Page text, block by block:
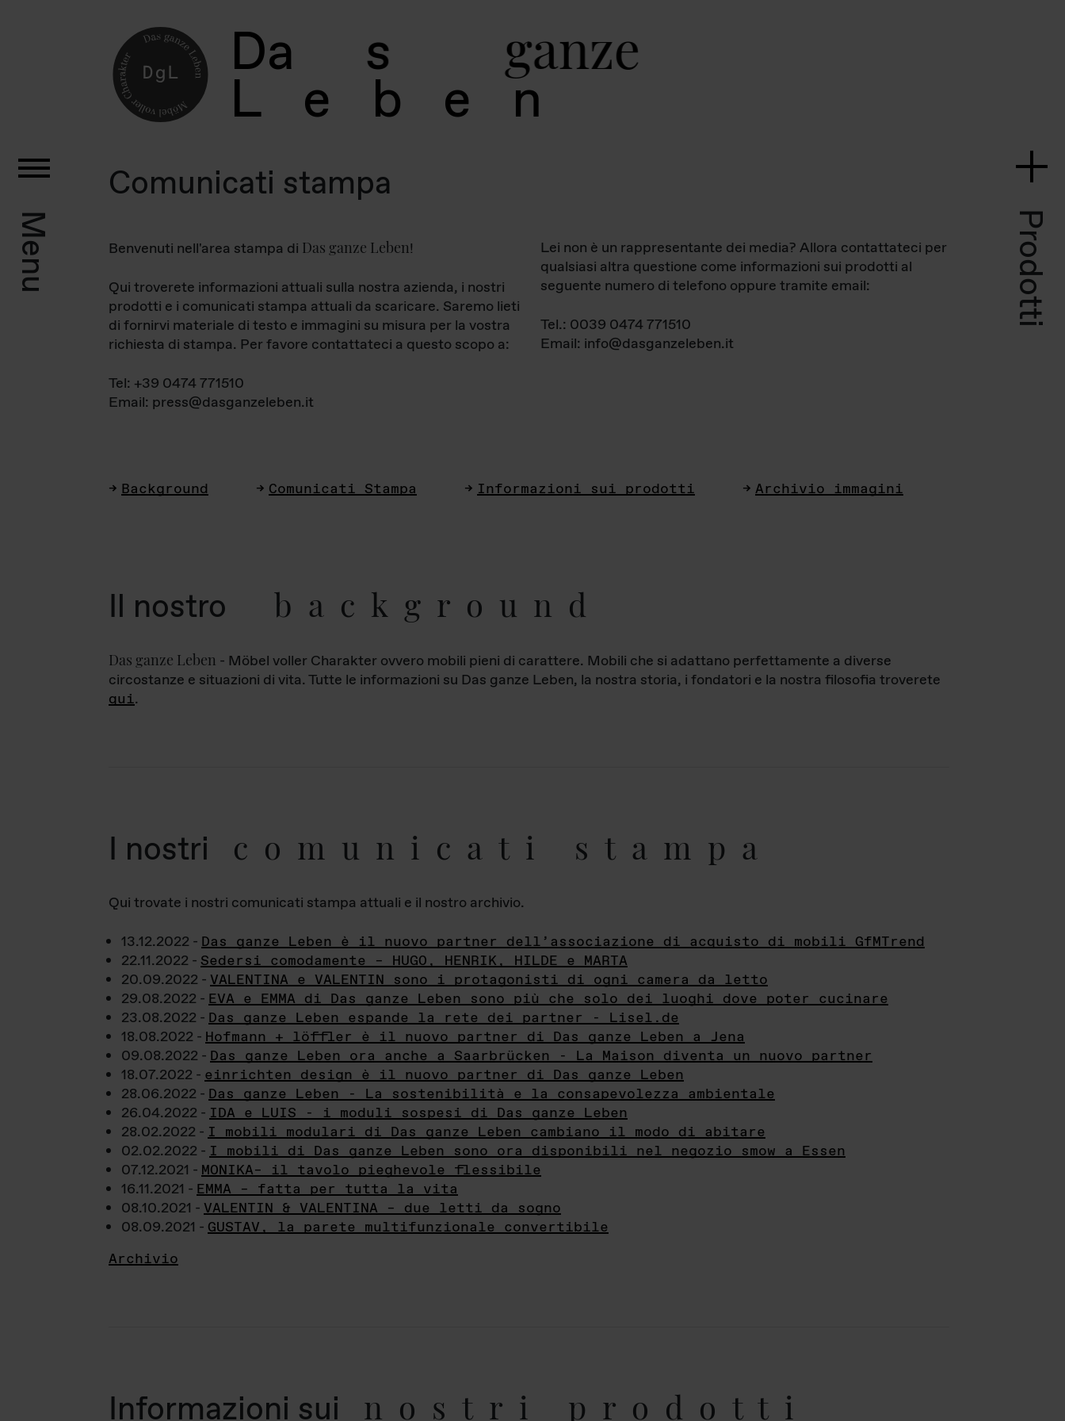
Da s ganz
L e b
Menu Prodotti
Comunicati stampa
Benvenuti nell'area stampa di Das ganze Leben!
Qui troverete informazioni attuali sulla nostra azienda, i nostri
prodotti e i comunicati stampa attuali da scaricare. Saremo lieti
di fornirvi materiale di testo e immagini su misura per la vostra
richiesta di stampa. Per favore contattateci a questo scopo a:
Tel: +39 0474 771510
Email: press@dasganzeleben.it
Lei non è un rappresentante dei media? Allora contattateci per
qualsiasi altra questione come informazioni sui prodotti al
seguente numero di telefono oppure tramite email:
Tel.: 0039 0474 771510
Email: info@dasganzeleben.it
Background Comunicati Stampa Informazioni sui prodotti Archivio immagini
Il nostro background
Das ganze Leben - Möbel voller Charakter ovvero mobili pieni di carattere. Mobili che si adattano perfettamente a diverse
circostanze e situazioni di vita. Tutte le informazioni su Das ganze Leben, la nostra storia, i fondatori e la nostra filosofia troverete
qui.
I nostri comunicati stampa
Qui trovate i nostri comunicati stampa attuali e il nostro archivio.
13.12.2022 - Das ganze Leben è il nuovo partner dell’associazione di acquisto di mobili GfMTrend
22.11.2022 - Sedersi comodamente – HUGO, HENRIK, HILDE e MARTA
20.09.2022 - VALENTINA e VALENTIN sono i protagonisti di ogni camera da letto
29.08.2022 - EVA e EMMA di Das ganze Leben sono più che solo dei luoghi dove poter cucinare
23.08.2022 - Das ganze Leben espande la rete dei partner - Lisel.de
18.08.2022 - Hofmann + löffler è il nuovo partner di Das ganze Leben a Jena
09.08.2022 - Das ganze Leben ora anche a Saarbrücken - La Maison diventa un nuovo partner
18.07.2022 - einrichten design è il nuovo partner di Das ganze Leben
28.06.2022 - Das ganze Leben - La sostenibilità e la consapevolezza ambientale
26.04.2022 - IDA e LUIS - i moduli sospesi di Das ganze Leben
28.02.2022 - I mobili modulari di Das ganze Leben cambiano il modo di abitare
02.02.2022 - I mobili di Das ganze Leben sono ora disponibili nel negozio smow a Essen
07.12.2021 - MONIKA– il tavolo pieghevole flessibile
16.11.2021 - EMMA – fatta per tutta la vita
08.10.2021 - VALENTIN & VALENTINA – due letti da sogno
08.09.2021 - GUSTAV, la parete multifunzionale convertibile
Archivio
Informazioni sui nostri prodotti